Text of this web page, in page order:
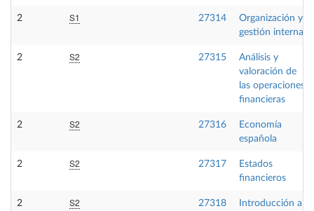
2 S1 27314
Organización y
gestión interna
2 S2 27315
Análisis y
valoración de
las operaciones
financieras
2 S2 27316
Economía
española
2 S2 27317
Estados
financieros
2 S2 27318
Introducción a